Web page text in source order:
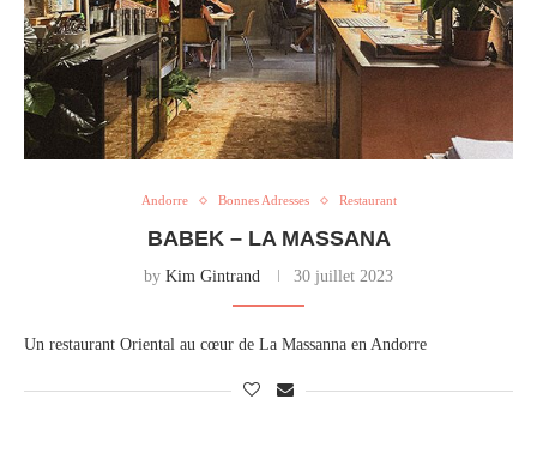
Andorre Bonnes Adresses Restaurant
BABEK – LA MASSANA
by Kim Gintrand 30 juillet 2023
Un restaurant Oriental au cœur de La Massanna en Andorre